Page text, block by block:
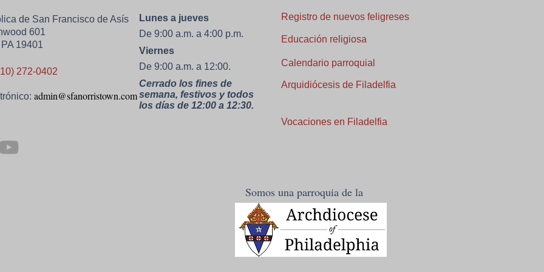
de San Francisco de Asís
601
19401
272-0402
admin@sfanorristown.com
Lunes a jueves
De 9:00 a.m. a 4:00 p.m.
Viernes
De 9:00 a.m. a 12:00.
Cerrado los fines de
semana, festivos y todos
los días de 12:00 a 12:30.
Registro de nuevos feligreses
Educación religiosa
Calendario parroquial
Arquidiócesis de Filadelfia
Vocaciones en Filadelfia
Somos una parroquia de la